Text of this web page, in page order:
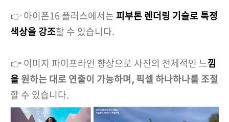
👉 아이폰16 플러스에서는 피부톤 렌더링 기술로 특정
색상을 강조할 수 있습니다.
👉 이미지 파이프라인 향상으로 사진의 전체적인 느낌
을원하는 대로 연출이 가능하며, 픽셀 하나하나를 조절
할 수 있습니다.